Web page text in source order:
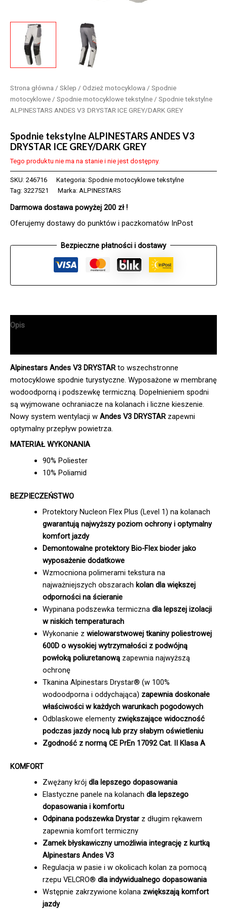
Strona główna / Sklep / Odzież motocyklowa / Spodnie
motocyklowe / Spodnie motocyklowe tekstylne / Spodnie tekstylne
ALPINESTARS ANDES V3 DRYSTAR ICE GREY/DARK GREY
Spodnie tekstylne ALPINESTARS ANDES V3
DRYSTAR ICE GREY/DARK GREY
Tego produktu nie ma na stanie i nie jest dostępny.
SKU: 246716 Kategoria: Spodnie motocyklowe tekstylne
Tag: 3227521 Marka: ALPINESTARS
Darmowa dostawa powyżej 200 zł !
Oferujemy dostawy do punktów i paczkomatów InPost
Bezpieczne płatności i dostawy
Opis
Alpinestars Andes V3 DRYSTARto wszechstronne
motocyklowe spodnie turystyczne. Wyposażone w membranę
wodoodporną i podszewkę termiczną. Dopełnieniem spodni
są wyjmowane ochraniacze na kolanach i liczne kieszenie.
Nowy system wentylacji w Andes V3 DRYSTAR zapewni
optymalny przepływ powietrza.
MATERIAŁ WYKONANIA
90% Poliester
10% Poliamid
BEZPIECZEŃSTWO
Protektory Nucleon Flex Plus (Level 1) na kolanach
gwarantują najwyższy poziom ochrony i optymalny
komfort jazdy
Demontowalne protektory Bio-Flex bioder jako
wyposażenie dodatkowe
Wzmocniona polimerami tekstura na
najważniejszych obszarach kolan dla większej
odporności na ścieranie
Wypinana podszewka termicznadla lepszej izolacji
w niskich temperaturach
Wykonanie z wielowarstwowej tkaniny poliestrowej
600D o wysokiej wytrzymałości z podwójną
powłoką poliuretanową zapewnia najwyższą
ochronę
Tkanina Alpinestars Drystar® (w 100%
wodoodporna i oddychająca) zapewnia doskonałe
właściwości w każdych warunkach pogodowych
Odblaskowe elementy zwiększające widoczność
podczas jazdy nocą lub przy słabym oświetleniu
Zgodność z normą CE PrEn 17092 Cat. II Klasa A
KOMFORT
Zwężany krój dla lepszego dopasowania
Elastyczne panele na kolanach dla lepszego
dopasowania i komfortu
Odpinana podszewka Drystar z długim rękawem
zapewnia komfort termiczny
Zamek błyskawiczny umożliwia integrację z kurtką
Alpinestars Andes V3
Regulacja w pasie i w okolicach kolan za pomocą
rzepu VELCRO® dla indywidualnego dopasowania
Wstępnie zakrzywione kolana zwiększają komfort
jazdy